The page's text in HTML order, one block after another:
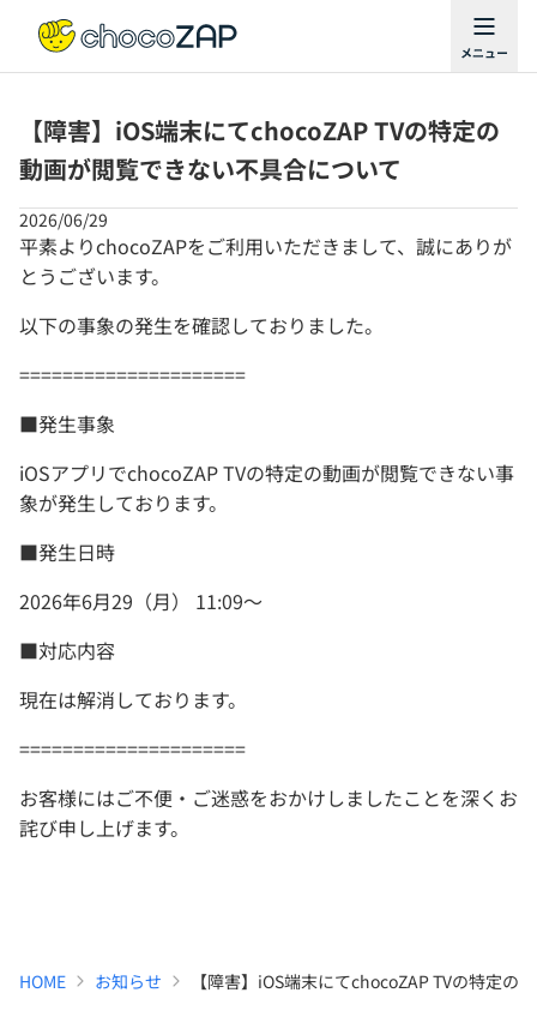
【障害】iOS端末にてchocoZAP TVの特定の
動画が閲覧できない不具合について
2026/06/29
平素よりchocoZAPをご利用いただきまして、誠にありが
とうございます。
以下の事象の発生を確認しておりました。
=====================
■発生事象
iOSアプリでchocoZAP TVの特定の動画が閲覧できない事
象が発生しております。
■発生日時
2026年6月29（月） 11:09〜
■対応内容
現在は解消しております。
=====================
お客様にはご不便・ご迷惑をおかけしましたことを深くお
詫び申し上げます。
HOME お知らせ 【障害】iOS端末にてchocoZAP TVの特定の